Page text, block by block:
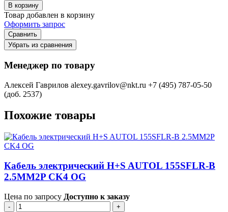
В корзину
Товар добавлен в корзину
Оформить запрос
Сравнить
Убрать из сравнения
Менеджер по товару
Алексей Гаврилов alexey.gavrilov@nkt.ru +7 (495) 787-05-50
(доб. 2537)
Похожие товары
Кабель электрический H+S AUTOL 155SFLR-B
2.5MM2P CK4 OG
Цена по запросу Доступно к заказу
-
+